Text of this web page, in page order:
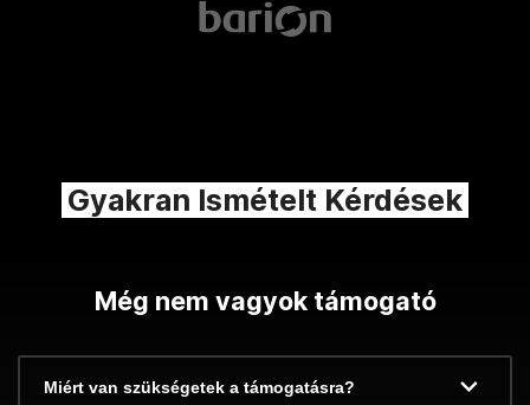
Gyakran Ismételt Kérdések
Még nem vagyok támogató
Miért van szükségetek a támogatásra?